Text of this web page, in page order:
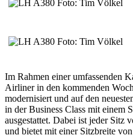
Im Rahmen einer umfassenden
Airliner in den kommenden
modernisiert und auf den
in der Business Class mit einem
ausgestattet. Dabei ist jeder Sitz
und bietet mit einer Sitzbreite